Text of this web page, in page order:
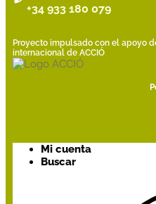
+34 933 180 079
Proyecto impulsado con el apoyo
internacional de ACCIÓ
Mi cuenta
Buscar